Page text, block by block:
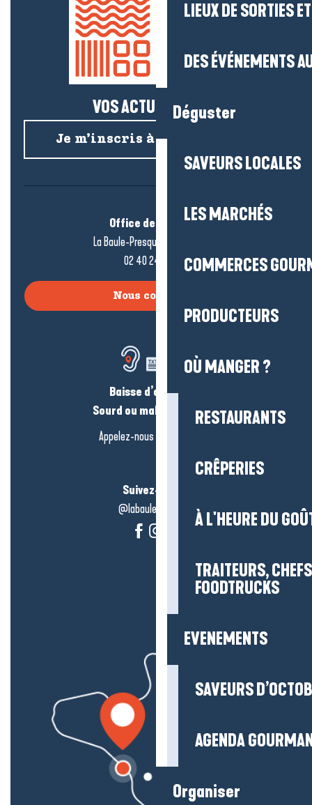
LIEUX DE SORTIES
DES ÉVÉNEMENTS
Déguster
SAVEURS LOCALES
LES MARCHÉS
COMMERCES
PRODUCTEURS
OÙ MANGER ?
RESTAURANTS
CRÊPERIES
À L'HEURE DU
TRAITEURS,
FOODTRUCKS
EVENEMENTS
SAVEURS
AGENDA
Organiser
VOS ACTUS SALÉES !
Je m’inscris à la newsletter
Office de tourisme
La Baule-Presqu’île de Guérande
02 40 24 34 44
Nous contacter
Baisse d’audition ?
Sourd ou malentendant ?
Appelez-nous en
Suivez-nous !
@labauleguérande